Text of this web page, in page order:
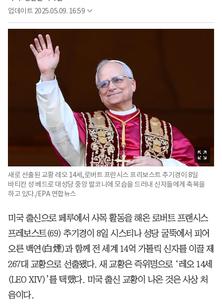
업데이트 2025.05.09. 16:59
새로 선출된 교황 레오 14세,로버트 프란시스 프리보스트 추기경이 8일
바티칸 성 베드로 대성당 중앙 발코니에 모습을 드러내 신자들에게 축복을
하고 있다./EPA 연합뉴스
미국 출신으로 페루에서 사목 활동을 해온 로버트 프랜시스
프레보스트(69) 추기경이 8일 시스티나 성당 굴뚝에서 피어
오른 백연(白煙)과 함께 전 세계 14억 가톨릭 신자를 이끌 제
267대 교황으로 선출됐다. 새 교황은 즉위명으로 ‘레오 14세
(LEO XIV)’를 택했다. 미국 출신 교황이 나온 것은 사상 처
음이다.